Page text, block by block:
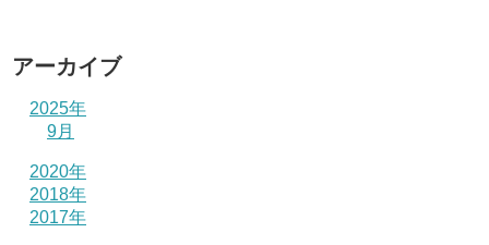
アーカイブ
2025年
9月
2020年
2018年
2017年